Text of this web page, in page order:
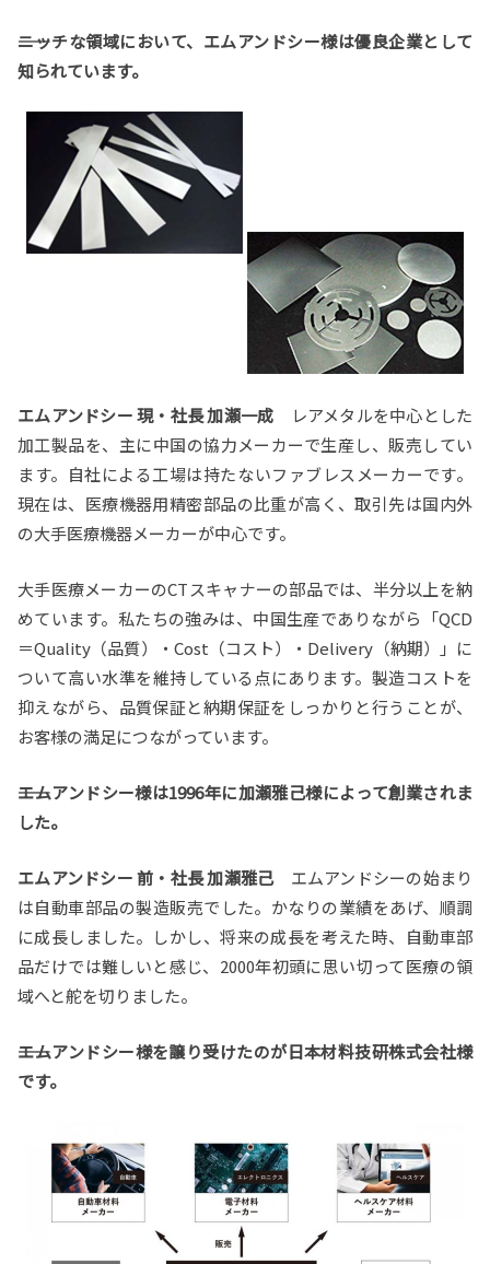
――ニッチな領域において、エムアンドシー様は優良企業として
知られています。
エムアンドシー 現・社長 加瀬一成 レアメタルを中心とした
加工製品を、主に中国の協力メーカーで生産し、販売してい
ます。自社による工場は持たないファブレスメーカーです。
現在は、医療機器用精密部品の比重が高く、取引先は国内外
の大手医療機器メーカーが中心です。
大手医療メーカーのCTスキャナーの部品では、半分以上を納
めています。私たちの強みは、中国生産でありながら「QCD
＝Quality（品質）・Cost（コスト）・Delivery（納期）」に
ついて高い水準を維持している点にあります。製造コストを
抑えながら、品質保証と納期保証をしっかりと行うことが、
お客様の満足につながっています。
――エムアンドシー様は1996年に加瀬雅己様によって創業されま
した。
エムアンドシー 前・社長 加瀬雅己エムアンドシーの始まり
は自動車部品の製造販売でした。かなりの業績をあげ、順調
に成長しました。しかし、将来の成長を考えた時、自動車部
品だけでは難しいと感じ、2000年初頭に思い切って医療の領
域へと舵を切りました。
――エムアンドシー様を譲り受けたのが日本材料技研株式会社様
です。